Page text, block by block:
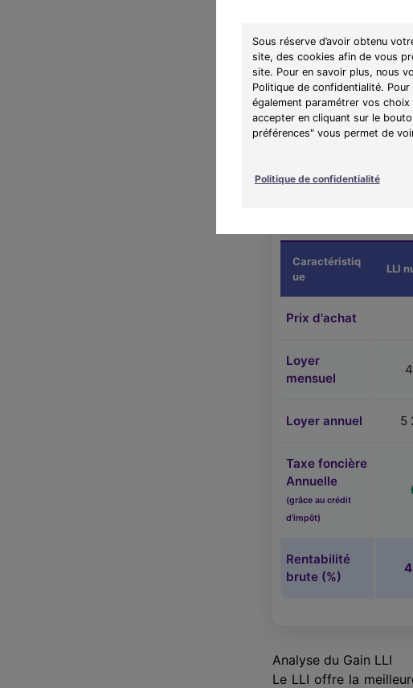
Sous réserve d’avoir obtenu
site, des cookies afin de vous
site. Pour en savoir plus, nous
Politique de confidentialité.
également paramétrer vos
accepter en cliquant sur le
préférences" vous permet de
Politique de confidentialité
surface utile à Luisant
T1 bis 37.82m²
Luisant offre un des
Caractéristiq
ue
LLI
Prix d'achat
Loyer
mensuel
Loyer annuel 5
Taxe foncière
Annuelle
(grâce au crédit
d'impôt)
Rentabilité
brute (%)
Analyse du Gain LLI
Le LLI offre la